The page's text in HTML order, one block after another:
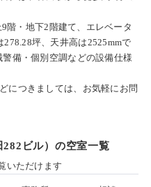
階・地下2階建て、エレベータ
坪、天井高は2525mmで
備・個別空調などの設備仕様
につきましては、お気軽にお問
ビル）の空室一覧
いただけます